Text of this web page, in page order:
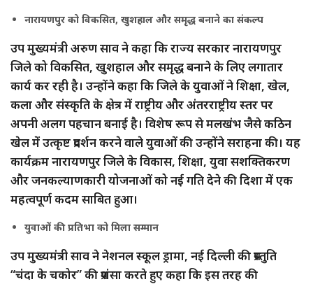
नारायणपुर को विकसित, खुशहाल और समृद्ध बनाने का संकल्प
उप मुख्यमंत्री अरुण साव ने कहा कि राज्य सरकार नारायणपुर
जिले को विकसित, खुशहाल और समृद्ध बनाने के लिए लगातार
कार्य कर रही है। उन्होंने कहा कि जिले के युवाओं ने शिक्षा, खेल,
कला और संस्कृति के क्षेत्र में राष्ट्रीय और अंतरराष्ट्रीय स्तर पर
अपनी अलग पहचान बनाई है। विशेष रूप से मलखंभ जैसे कठिन
खेल में उत्कृष्ट प्रदर्शन करने वाले युवाओं की उन्होंने सराहना की। यह
कार्यक्रम नारायणपुर जिले के विकास, शिक्षा, युवा सशक्तिकरण
और जनकल्याणकारी योजनाओं को नई गति देने की दिशा में एक
महत्वपूर्ण कदम साबित हुआ।
युवाओं की प्रतिभा को मिला सम्मान
उप मुख्यमंत्री साव ने नेशनल स्कूल ड्रामा, नई दिल्ली की प्रस्तुति
“चंदा के चकोर” की प्रशंसा करते हुए कहा कि इस तरह की